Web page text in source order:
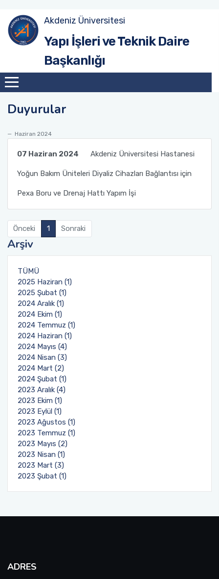
Akdeniz Üniversitesi
Yapı İşleri ve Teknik Daire
Başkanlığı
Duyurular
Haziran 2024
07 Haziran 2024 Akdeniz Üniversitesi Hastanesi
Yoğun Bakım Üniteleri Diyaliz Cihazları Bağlantısı için
Pexa Boru ve Drenaj Hattı Yapım İşi
Önceki 1 Sonraki
Arşiv
TÜMÜ
2025 Haziran (1)
2025 Şubat (1)
2024 Aralık (1)
2024 Ekim (1)
2024 Temmuz (1)
2024 Haziran (1)
2024 Mayıs (4)
2024 Nisan (3)
2024 Mart (2)
2024 Şubat (1)
2023 Aralık (4)
2023 Ekim (1)
2023 Eylül (1)
2023 Ağustos (1)
2023 Temmuz (1)
2023 Mayıs (2)
2023 Nisan (1)
2023 Mart (3)
2023 Şubat (1)
ADRES
Yönetim
Yatırım Şube Müdürlüğü
Yapım Şube Müdürlüğü
Bakım Onarım Şube Müdürlüğü
Peyzaj Şube Müdürlüğü